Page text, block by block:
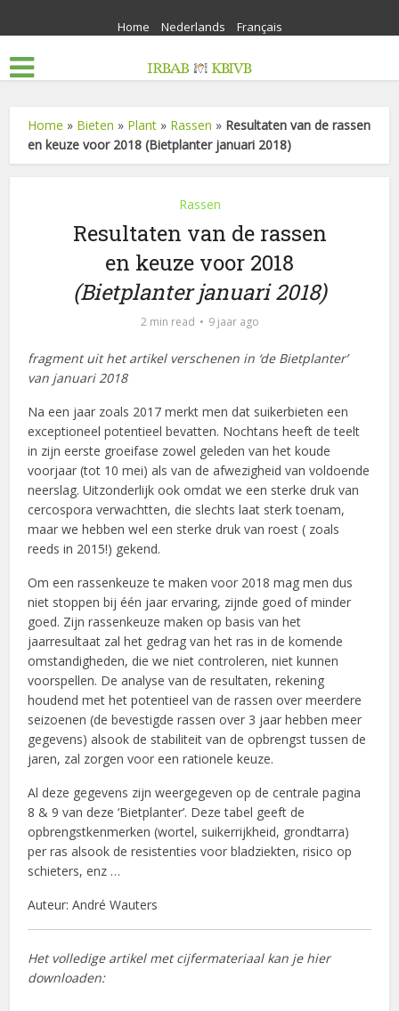
Home Nederlands Français
Home » Bieten » Plant » Rassen » Resultaten van de rassen
en keuze voor 2018 (Bietplanter januari 2018)
Rassen
Resultaten van de rassen
en keuze voor 2018
(Bietplanter januari 2018)
2 min read 9 jaar ago
fragment uit het artikel verschenen in ‘de Bietplanter’
van januari 2018
Na een jaar zoals 2017 merkt men dat suikerbieten een
exceptioneel potentieel bevatten. Nochtans heeft de teelt
in zijn eerste groeifase zowel geleden van het koude
voorjaar (tot 10 mei) als van de afwezigheid van voldoende
neerslag. Uitzonderlijk ook omdat we een sterke druk van
cercospora verwachtten, die slechts laat sterk toenam,
maar we hebben wel een sterke druk van roest ( zoals
reeds in 2015!) gekend.
Om een rassenkeuze te maken voor 2018 mag men dus
niet stoppen bij één jaar ervaring, zijnde goed of minder
goed. Zijn rassenkeuze maken op basis van het
jaarresultaat zal het gedrag van het ras in de komende
omstandigheden, die we niet controleren, niet kunnen
voorspellen. De analyse van de resultaten, rekening
houdend met het potentieel van de rassen over meerdere
seizoenen (de bevestigde rassen over 3 jaar hebben meer
gegevens) alsook de stabiliteit van de opbrengst tussen de
jaren, zal zorgen voor een rationele keuze.
Al deze gegevens zijn weergegeven op de centrale pagina
8 & 9 van deze ‘Bietplanter’. Deze tabel geeft de
opbrengstkenmerken (wortel, suikerrijkheid, grondtarra)
per ras alsook de resistenties voor bladziekten, risico op
schieters, enz …
Auteur: André Wauters
Het volledige artikel met cijfermateriaal kan je hier
downloaden: